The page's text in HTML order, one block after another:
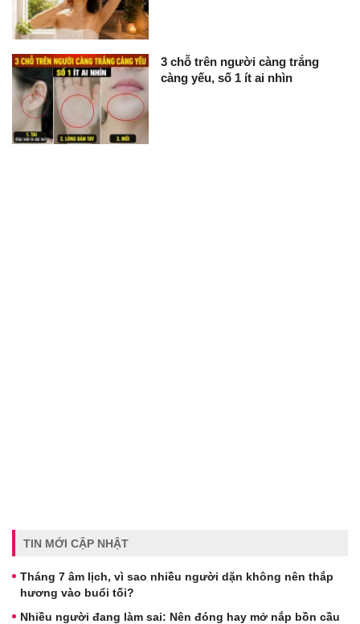
3 chỗ trên người càng trắng
càng yếu, số 1 ít ai nhìn
TIN MỚI CẬP NHẬT
Tháng 7 âm lịch, vì sao nhiều người dặn không nên thắp
hương vào buổi tối?
Nhiều người đang làm sai: Nên đóng hay mở nắp bồn cầu